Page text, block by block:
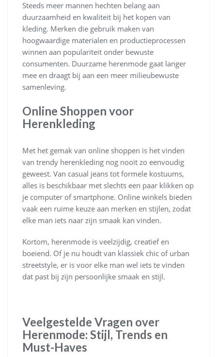
Steeds meer mannen hechten belang aan
duurzaamheid en kwaliteit bij het kopen van
kleding. Merken die gebruik maken van
hoogwaardige materialen en productieprocessen
winnen aan populariteit onder bewuste
consumenten. Duurzame herenmode gaat langer
mee en draagt bij aan een meer milieubewuste
samenleving.
Online Shoppen voor
Herenkleding
Met het gemak van online shoppen is het vinden
van trendy herenkleding nog nooit zo eenvoudig
geweest. Van casual jeans tot formele kostuums,
alles is beschikbaar met slechts een paar klikken op
je computer of smartphone. Online winkels bieden
vaak een ruime keuze aan merken en stijlen, zodat
elke man iets naar zijn smaak kan vinden.
Kortom, herenmode is veelzijdig, creatief en
boeiend. Of je nu houdt van klassiek chic of urban
streetstyle, er is voor elke man wel iets te vinden
dat past bij zijn persoonlijke smaak en stijl.
Veelgestelde Vragen over
Herenmode: Stijl, Trends en
Must-Haves